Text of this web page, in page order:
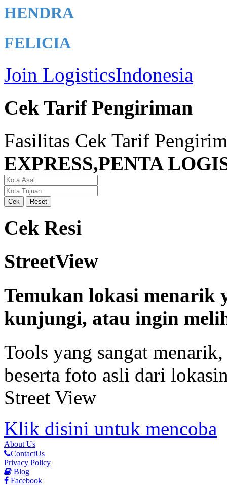
HENDRA
FELICIA
Join LogisticsIndonesia
Cek Tarif Pengiriman
Fasilitas Cek Tarif
EXPRESS,PENTA
Cek Resi
StreetView
Temukan lokasi menarik
kunjungi, atau ingin
Tools yang sangat
beserta foto asli dari
Street View
Klik disini untuk mencoba
About Us
ContactUs
Privacy Policy
Blog
Facebook